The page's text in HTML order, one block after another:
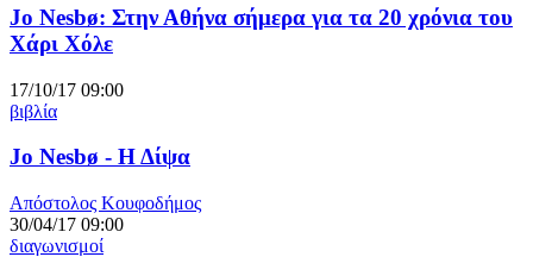
Jo Nesbø: Στην Αθήνα σήμερα για τα 20 χρόνια του
Χάρι Χόλε
17/10/17 09:00
βιβλία
Jo Nesbø - Η Δίψα
Απόστολος Κουφοδήμος
30/04/17 09:00
διαγωνισμοί